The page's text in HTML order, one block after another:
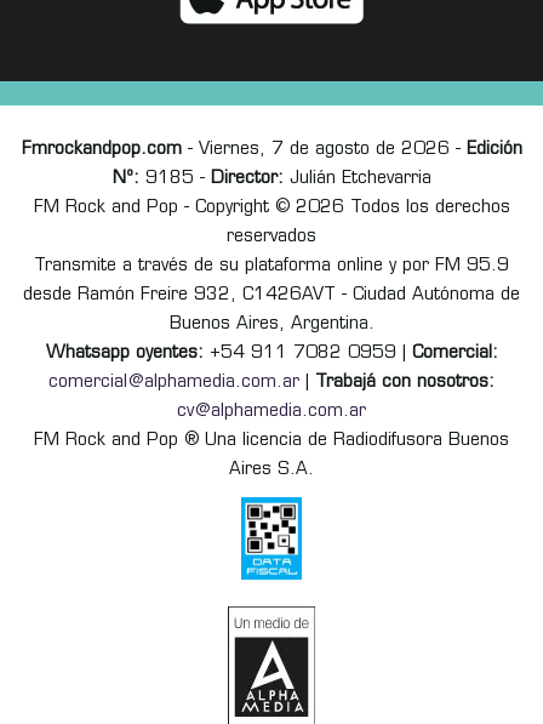
Fmrockandpop.com- Viernes, 7 de agosto de 2026 - Edición
Nº: 9185 - Director: Julián Etchevarria
FM Rock and Pop - Copyright © 2026 Todos los derechos
reservados
Transmite a través de su plataforma online y por FM 95.9
desde Ramón Freire 932, C1426AVT - Ciudad Autónoma de
Buenos Aires, Argentina.
Whatsapp oyentes: +54 911 7082 0959 | Comercial:
comercial@alphamedia.com.ar
Trabajá con nosotros:
cv@alphamedia.com.ar
FM Rock and Pop ® Una licencia de Radiodifusora Buenos
Aires S.A.